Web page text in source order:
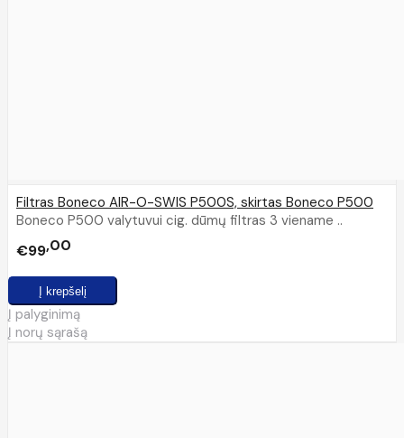
Filtras Boneco AIR-O-SWIS P500S, skirtas Boneco P500
Boneco P500 valytuvui cig. dūmų filtras 3 viename ..
€99 00
Į palyginimą
Į norų sąrašą